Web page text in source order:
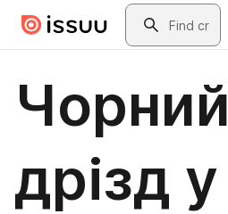
Skip to main contentSearch
Чорний
дрізд у